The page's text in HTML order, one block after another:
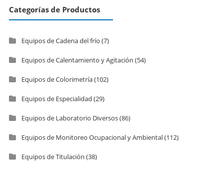
Categorías de Productos
Equipos de Cadena del frío (7)
Equipos de Calentamiento y Agitación (54)
Equipos de Colorimetría(102)
Equipos de Especialidad (29)
Equipos de Laboratorio Diversos(86)
Equipos de Monitoreo Ocupacional y Ambiental(112)
Equipos de Titulación (38)